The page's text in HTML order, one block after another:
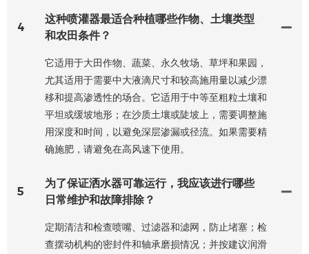
4
这种喷灌器最适合种植哪些作物、土壤类型
和农田条件？
它适用于大田作物、蔬菜、永久牧场、草坪和果园，
尤其适用于需要中大液滴尺寸和较高施用量以减少漂
移和提高渗透性的场合。它适用于中等至粗粒土壤和
平坦或缓坡地形；在沙质土壤或陡坡上，需要调整施
用深度和时间，以避免深层渗漏或径流。如果需要精
确施肥，请避免在高风速下使用。
5
为了保证洒水器可靠运行，我应该进行哪些
日常维护和故障排除？
定期清洁和检查喷嘴、过滤器和滤网，防止堵塞；检
查摆动机构的密封件和轴承磨损情况；并按建议润滑